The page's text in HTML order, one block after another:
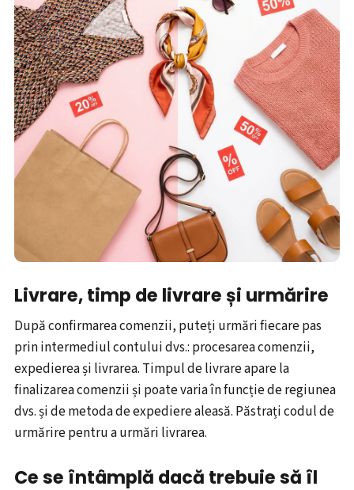
Livrare, timp de livrare și urmărire
După confirmarea comenzii, puteți urmări fiecare pas
prin intermediul contului dvs.: procesarea comenzii,
expedierea și livrarea. Timpul de livrare apare la
finalizarea comenzii și poate varia în funcție de regiunea
dvs. și de metoda de expediere aleasă. Păstrați codul de
urmărire pentru a urmări livrarea.
Ce se întâmplă dacă trebuie să îl